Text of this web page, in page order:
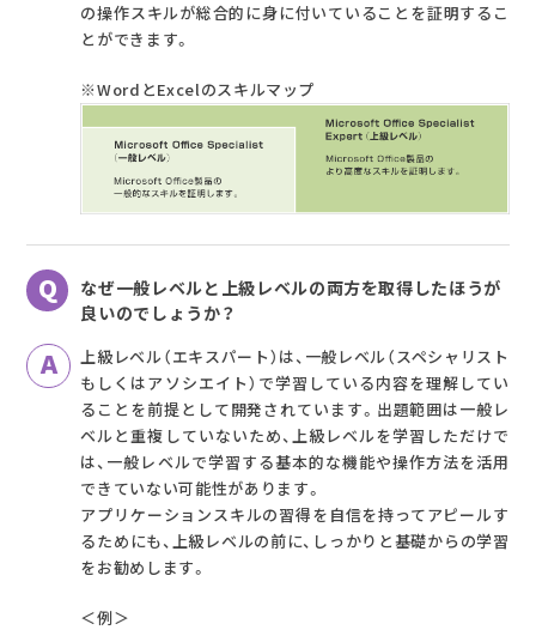
の操作スキルが総合的に身に付いていることを証明するこ
とができます。
※WordとExcelのスキルマップ
なぜ一般レベルと上級レベルの両方を取得したほうが
良いのでしょうか？
上級レベル（エキスパート）は、一般レベル（スペシャリスト
もしくはアソシエイト）で学習している内容を理解してい
ることを前提として開発されています。出題範囲は一般レ
ベルと重複していないため、上級レベルを学習しただけで
は、一般レベルで学習する基本的な機能や操作方法を活用
できていない可能性があります。
アプリケーションスキルの習得を自信を持ってアピールす
るためにも、上級レベルの前に、しっかりと基礎からの学習
をお勧めします。
＜例＞